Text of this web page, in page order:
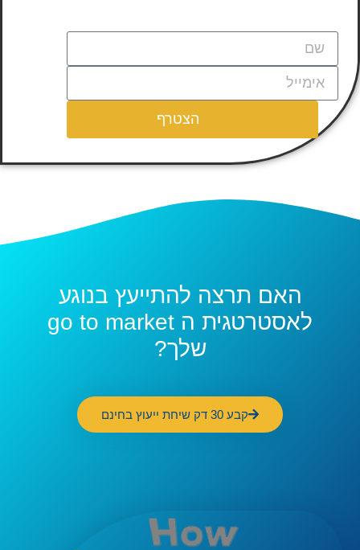
הצטרף
האם תרצה להתייעץ בנוגע
לאסטרטגית ה go to market
שלך?
קבע 30 דק שיחת ייעוץ בחינם